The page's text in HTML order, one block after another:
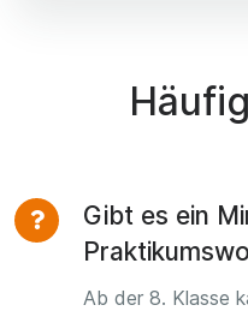
Gibt es ein
Ab der 8. Klasse